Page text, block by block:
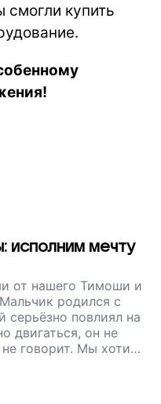
купить
исполним мечту
от нашего Тимоши и
родился с
повлиял на
двигаться, он не
говорит. Мы хотим
парню
себя